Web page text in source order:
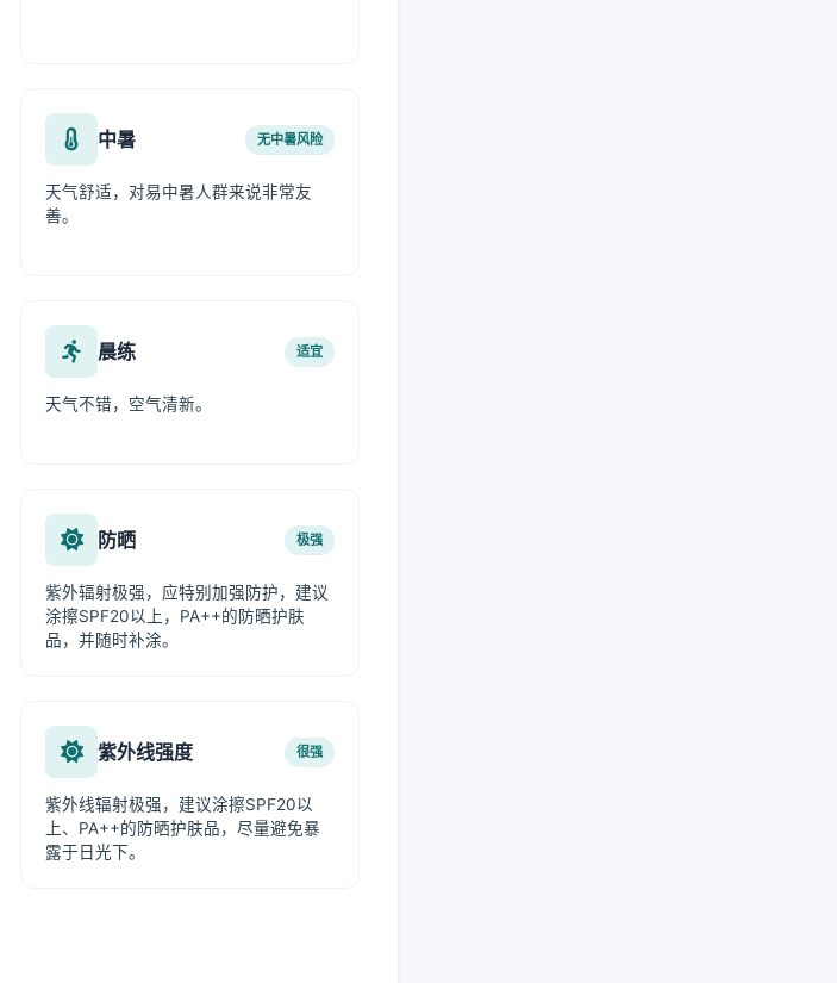
中暑 无中暑风险
天气舒适，对易中暑人群来说非常友
善。
晨练 适宜
天气不错，空气清新。
防晒 极强
紫外辐射极强，应特别加强防护，建议
涂擦SPF20以上，PA++的防晒护肤
品，并随时补涂。
紫外线强度 很强
紫外线辐射极强，建议涂擦SPF20以
上、PA++的防晒护肤品，尽量避免暴
露于日光下。